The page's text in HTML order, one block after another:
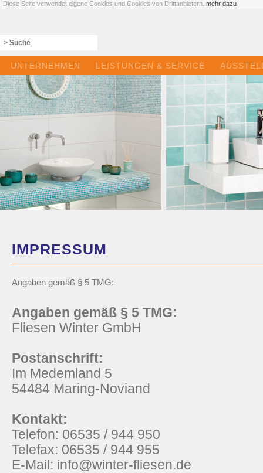
Diese Seite verwendet eigene Cookies und Cookies von Drittanbietern.. mehr dazu
UNTERNEHMEN LEISTUNGEN & SERVICE
IMPRESSUM
Angaben gemäß § 5 TMG:
Angaben gemäß § 5 TMG:
Fliesen Winter GmbH
Postanschrift:
Im Medemland 5
54484 Maring-Noviand
Kontakt:
Telefon: 06535 / 944 950
Telefax: 06535 / 944 955
E-Mail: info@winter-fliesen.de